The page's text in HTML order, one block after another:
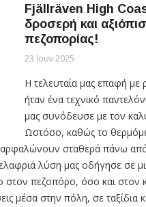
Fjällräven High
δροσερή και
πεζοπορίας!
23 Ιουν 2025
Η τελευταία μας επαφή με
ήταν ένα τεχνικό
μας συνόδευσε με τον
Ωστόσο, καθώς το
σταθερά πάνω
λύση μας οδήγησε σε
πεζοπόρο, όσο και στον
μέσα στην πόλη, σε ταξίδια